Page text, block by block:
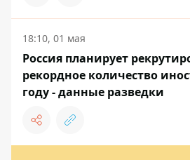
18:10, 01 мая
Россия планирует
рекордное количество
году - данные разведки